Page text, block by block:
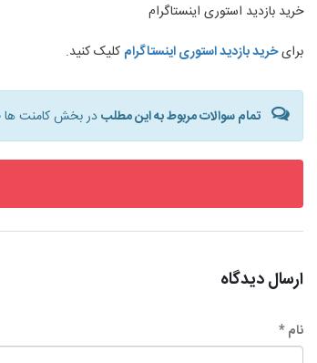
خرید بازدید استوری اینستاگرام
برایخرید بازدید استوری اینستاگرام کلیک کنید.
تمام سوالات مربوط به این مطلبدر بخش کامنت
ارسال دیدگاه
نام *